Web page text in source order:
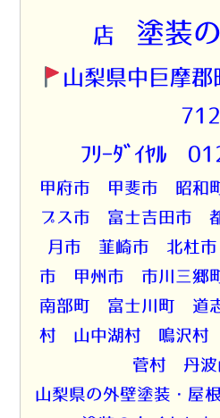
店 塗装
山梨県中巨摩郡
712
☎ﾌﾘｰﾀﾞｲﾔﾙ
甲府市 甲斐市 昭和
プス市 富士吉田市
月市 韮崎市 北杜
市 甲州市 市川三郷
南部町 富士川町 道
村 山中湖村 鳴沢村
菅村 丹
山梨県の外壁塗装・屋